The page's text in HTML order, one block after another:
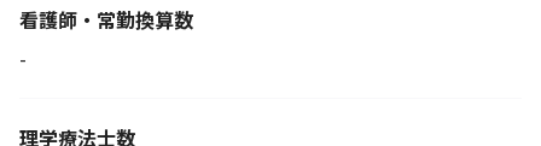
看護師・常勤換算数
-
理学療法士数